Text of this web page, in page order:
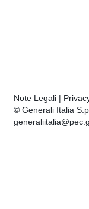
Note Legali |
© Generali Italia